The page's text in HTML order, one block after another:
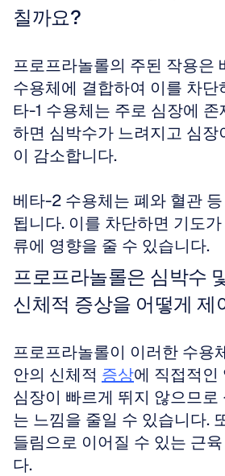
칠까요?
프로프라놀롤의 주된 작용은
수용체에 결합하여 이를 차단
타-1 수용체는 주로 심장에
하면 심박수가 느려지고 심장
이 감소합니다.
베타-2 수용체는 폐와 혈관
됩니다. 이를 차단하면 기도
류에 영향을 줄 수 있습니다.
프로프라놀롤은 심박수
신체적 증상을 어떻게 제
프로프라놀롤이 이러한 수용
안의 신체적 증상에 직접적인
심장이 빠르게 뛰지 않으므로
는 느낌을 줄일 수 있습니다.
들림으로 이어질 수 있는 근
다.